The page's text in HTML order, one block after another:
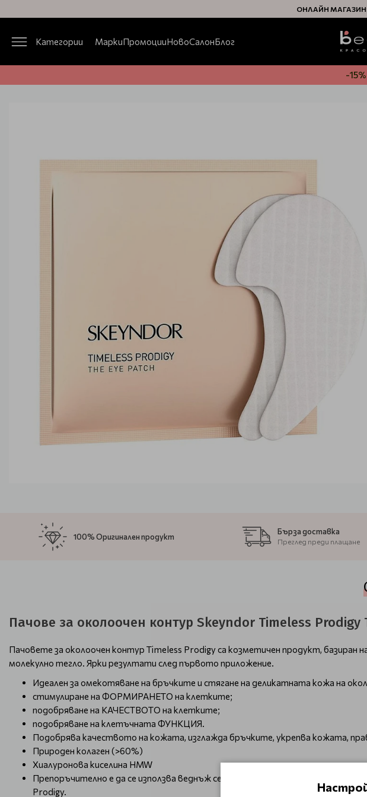
ОНЛАЙН
Категории МаркиПромоцииНовоСалонБлог
-
100% Оригинален продукт
Бърза доставка
Преглед преди плащане
Пачове за околоочен контур Skeyndor Timeless Prodigy
Пачовете за околоочен контур Timeless Prodigy са козметичен продукт, базиран
молекулно тегло. Ярки резултати след първото приложение.
Идеален за омекотяване на бръчките и стягане на деликатната кожа на
стимулиране на ФОРМИРАНЕТО на клетките;
подобряване на КАЧЕСТВОТО на клетките;
подобряване на клетъчната ФУНКЦИЯ.
Подобрява качеството на кожата, изглажда бръчките, укрепва кожата,
Природен колаген (>60%)
Хиалуронова киселина HMW
Препоръчително е да се използва веднъж седмично. Оставете да
Prodigy.